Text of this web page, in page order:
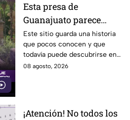
Esta presa de
Guanajuato parece
haberse quedado
atrapada en el tiempo;
¿cuál es?
Este sitio guarda una historia
que pocos conocen y que
todavía puede descubrirse en
Guanajuato.
08 agosto, 2026
¡Atención! No todos los